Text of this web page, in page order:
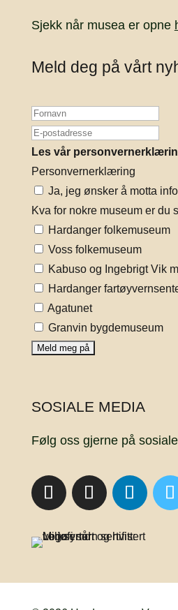
Sjekk når musea er opne
Meld deg på vårt
Les vår
Personvernerklæring
Ja, jeg ønsker å motta
Kva for nokre museum er du
Hardanger folkemuseum
Voss folkemuseum
Kabuso og Ingebrigt Vik
Hardanger
Agatunet
Granvin bygdemuseum
SOSIALE MEDIA
Følg oss gjerne på